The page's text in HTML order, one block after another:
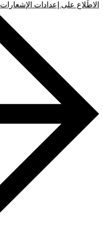
الاطِّلاع على إعدادات الإشعارات